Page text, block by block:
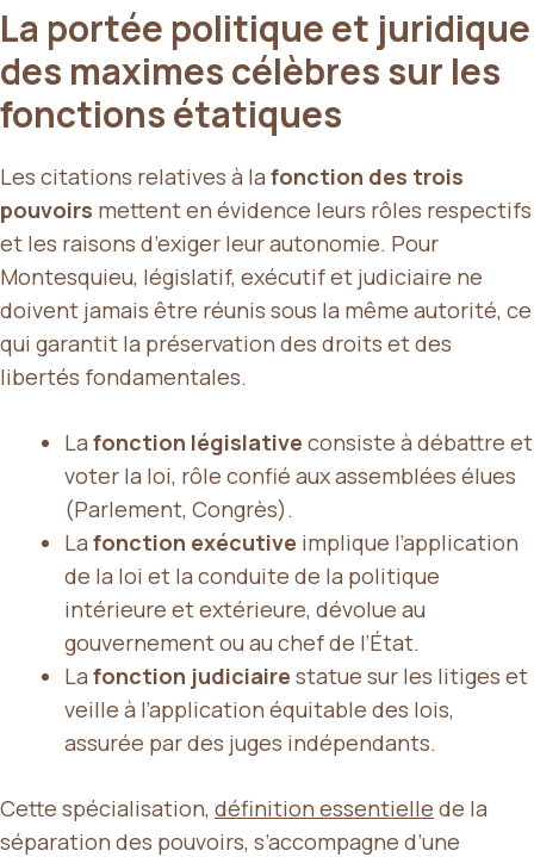
La portée politique et juridique
des maximes célèbres sur les
fonctions étatiques
Les citations relatives à la fonction des trois
pouvoirs mettent en évidence leurs rôles respectifs
et les raisons d’exiger leur autonomie. Pour
Montesquieu, législatif, exécutif et judiciaire ne
doivent jamais être réunis sous la même autorité, ce
qui garantit la préservation des droits et des
libertés fondamentales.
La fonction législative consiste à débattre et
voter la loi, rôle confié aux assemblées élues
(Parlement, Congrès).
La fonction exécutive implique l’application
de la loi et la conduite de la politique
intérieure et extérieure, dévolue au
gouvernement ou au chef de l’État.
La fonction judiciaire statue sur les litiges et
veille à l’application équitable des lois,
assurée par des juges indépendants.
Cette spécialisation, définition essentielle de la
séparation des pouvoirs, s’accompagne d’une